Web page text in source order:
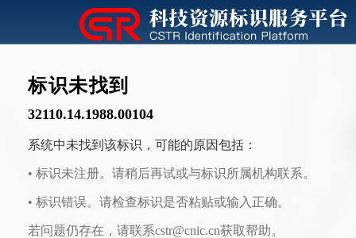
标识未找到
32110.14.1988.00104
系统中未找到该标识，可能的原因包括：
• 标识未注册。请稍后再试或与标识所属机构联系。
• 标识错误。请检查标识是否粘贴或输入正确。
若问题仍存在，请联系cstr@cnic.cn获取帮助。